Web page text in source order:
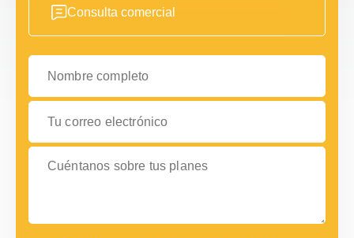
Consulta comercial
Nombre completo
Tu correo electrónico
Cuéntanos sobre tus planes